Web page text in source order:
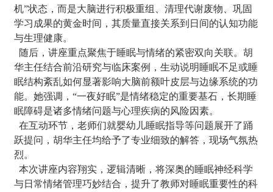
机”状态，而是大脑进行积极重组、清理代谢废物、巩固
学习成果的黄金时间，其质量直接关系到日间的认知功能
与生理健康。
随后，讲座重点聚焦于睡眠与情绪的紧密双向关联。胡
华主任结合前沿研究与临床案例，生动说明睡眠不足或睡
眠结构紊乱如何显著影响大脑前额叶皮层与边缘系统的功
能。 她强调， “一夜好眠”是情绪稳定的重要基石，长期睡
眠障碍是诸多情绪问题与心理疾病的风险因素。
在互动环节， 老师们就婴幼儿睡眠指导等问题展开了踊
跃提问，胡华主任均给予了专业细致的解答，现场气氛热
烈。
本次讲座内容翔实，逻辑清晰，将深奥的睡眠神经科学
与日常情绪管理巧妙结合，提升了教师对睡眠重要性的科